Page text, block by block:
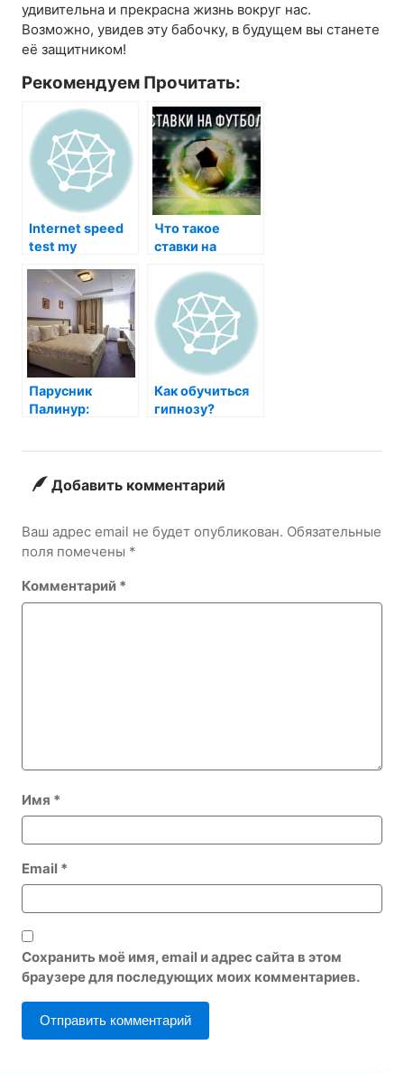
удивительна и прекрасна жизнь вокруг нас.
Возможно, увидев эту бабочку, в будущем вы станете
её защитником!
Рекомендуем Прочитать:
Internet speed
test my
Что такое
ставки на
Парусник
Палинур:
Улитка в
Как обучиться
гипнозу?
Добавить комментарий
Ваш адрес email не будет опубликован. Обязательные
поля помечены *
Комментарий *
Имя *
Email *
Сохранить моё имя, email и адрес сайта в этом
браузере для последующих моих комментариев.